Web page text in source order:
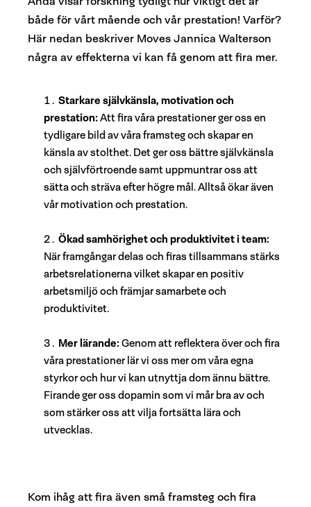
både för vårt mående och vår prestation! Varför?
Här nedan beskriver Moves Jannica Walterson
några av effekterna vi kan få genom att fira mer.
Starkare självkänsla, motivation och
prestation:Att fira våra prestationer ger oss en
tydligare bild av våra framsteg och skapar en
känsla av stolthet. Det ger oss bättre självkänsla
och självförtroende samt uppmuntrar oss att
sätta och sträva efter högre mål. Alltså ökar även
vår motivation och prestation.
Ökad samhörighet och produktivitet i team:
När framgångar delas och firas tillsammans stärks
arbetsrelationerna vilket skapar en positiv
arbetsmiljö och främjar samarbete och
produktivitet.
Mer lärande:Genom att reflektera över och fira
våra prestationer lär vi oss mer om våra egna
styrkor och hur vi kan utnyttja dom ännu bättre.
Firande ger oss dopamin som vi mår bra av och
som stärker oss att vilja fortsätta lära och
utvecklas.
Kom ihåg att fira även små framsteg och fira